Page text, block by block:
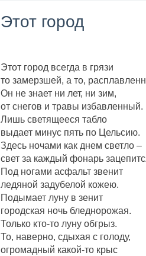
Этот город
Этот город всегда в грязи
то замерзшей, а то,
Он не знает ни лет, ни зим,
от снегов и травы избавленный.
Лишь светящееся табло
выдает минус пять по Цельсию.
Здесь ночами как днем светло –
свет за каждый фонарь
Под ногами асфальт звенит
ледяной задубелой кожею.
Подымает луну в зенит
городская ночь бледнорожая.
Только кто-то луну обгрыз.
То, наверно, сдыхая с голоду,
огромадный какой-то крыс